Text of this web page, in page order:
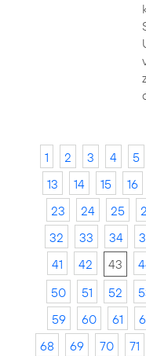
1 2 3 4 5
13
14 15 16
23
24 25
32
33 34
41
42 43
50
51 52
59
60 61
68
69 70 71